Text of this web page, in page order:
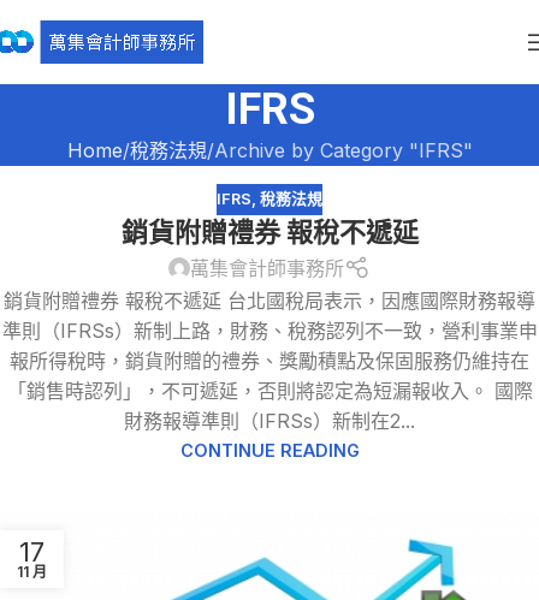
IFRS
Home 稅務法規 Archive by Category "IFRS"
IFRS, 稅務法規
銷貨附贈禮券 報稅不遞延
萬集會計師事務所
銷貨附贈禮券 報稅不遞延 台北國稅局表示，因應國際財務報導
準則（IFRSs）新制上路，財務、稅務認列不一致，營利事業申
報所得稅時，銷貨附贈的禮券、獎勵積點及保固服務仍維持在
「銷售時認列」，不可遞延，否則將認定為短漏報收入。 國際
財務報導準則（IFRSs）新制在2...
CONTINUE READING
17
11 月